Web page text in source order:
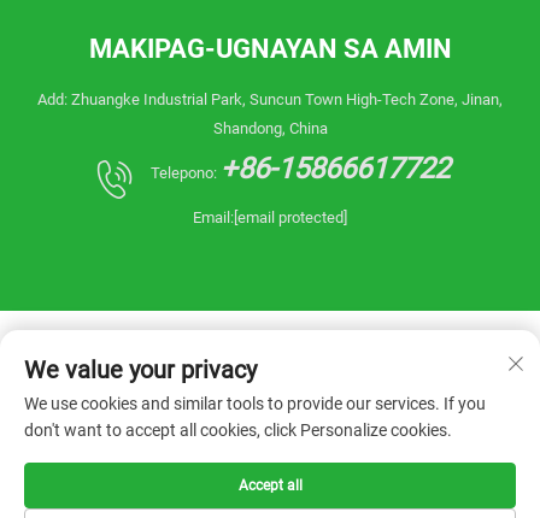
MAKIPAG-UGNAYAN SA AMIN
Add: Zhuangke Industrial Park, Suncun Town High-Tech Zone, Jinan,
Shandong, China
Telepono: +86-15866617722
Email: [email protected]
Copyright © 2026 China Shandong Reanin
Machinery Co.,Ltd. Ang lahat ng karapatan ay
Patakaran sa Pagkakapribado
We value your privacy
We use cookies and similar tools to provide our services. If you
don't want to accept all cookies, click Personalize cookies.
Accept all